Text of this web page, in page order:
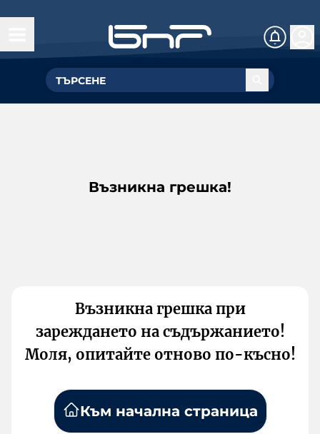
Възникна грешка!
Възникна грешка при
зареждането на съдържанието!
Моля, опитайте отново по-късно!
Към начална страница